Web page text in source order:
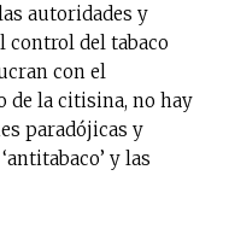
autoridades y
control del tabaco
con el
de la citisina, no hay
paradójicas y
y las